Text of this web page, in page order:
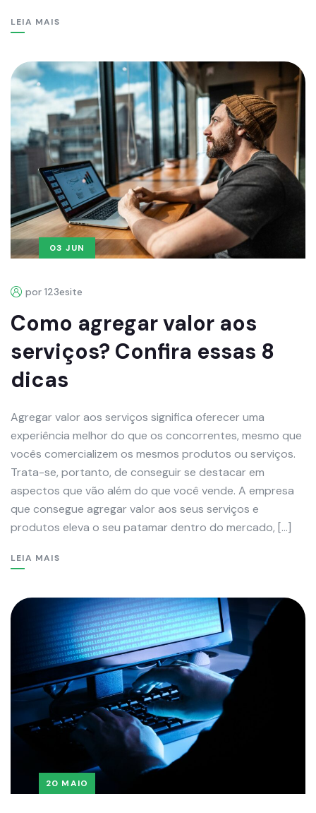
LEIA MAIS
03 JUN
por 123esite
Como agregar valor aos
serviços? Confira essas 8
dicas
Agregar valor aos serviços significa oferecer uma
experiência melhor do que os concorrentes, mesmo que
vocês comercializem os mesmos produtos ou serviços.
Trata-se, portanto, de conseguir se destacar em
aspectos que vão além do que você vende. A empresa
que consegue agregar valor aos seus serviços e
produtos eleva o seu patamar dentro do mercado, […]
LEIA MAIS
20 MAIO